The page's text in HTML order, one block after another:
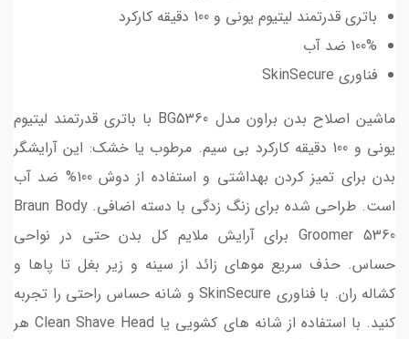
باتری قدرتمند لیتیوم یونی و 100 دقیقه کارکرد
100% ضد آب
فناوری SkinSecure
ماشین اصلاح بدن براون مدل BG5360 با باتری قدرتمند لیتیوم
یونی و 100 دقیقه کارکرد بی سیم. مرطوب یا خشک: این آرایشگر
بدن برای تمیز کردن بهداشتی و استفاده از دوش 100% ضد آب
است. طراحی شده برای زنگ زدگی با دسته اضافی. Braun Body
Groomer 5360 برای آرایش ملایم کل بدن حتی در نواحی
حساس. حذف سریع موهای زائد از سینه و زیر بغل تا پاها و
کشاله ران. با فناوری SkinSecure و شانه حساس راحتی را تجربه
کنید. با استفاده از شانه های کشویی یا Clean Shave Head هر